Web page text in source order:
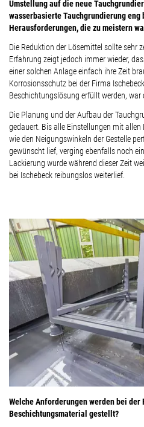
Umstellung auf die neue
wasserbasierte Tauchgrundierung
Herausforderungen, die zu meistern
Die Reduktion der Lösemittel sollte sehr
Erfahrung zeigt jedoch immer wieder,
einer solchen Anlage einfach ihre Zeit
Korrosionsschutz bei der Firma
Beschichtungslösung erfüllt werden, war
Die Planung und der Aufbau der
gedauert. Bis alle Einstellungen mit allen
wie den Neigungswinkeln der Gestelle
gewünscht lief, verging ebenfalls noch
Lackierung wurde während dieser Zeit
bei Ischebeck reibungslos weiterlief.
Welche Anforderungen werden bei der
Beschichtungsmaterial gestellt?